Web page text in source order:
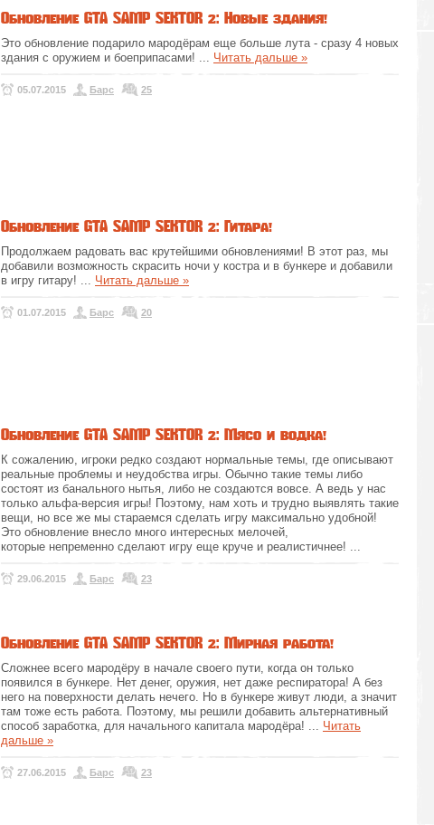
Обновление GTA SAMP SEKTOR 2: Новые здания!
Это обновление подарило мародёрам еще больше лута - сразу 4 новых
здания с оружием и боеприпасами! ... Читать дальше »
05.07.2015 Барс 25
Обновление GTA SAMP SEKTOR 2: Гитара!
Продолжаем радовать вас крутейшими обновлениями! В этот раз, мы
добавили возможность скрасить ночи у костра и в бункере и добавили
в игру гитару! ... Читать дальше »
01.07.2015 Барс 20
Обновление GTA SAMP SEKTOR 2: Мясо и водка!
К сожалению, игроки редко создают нормальные темы, где описывают
реальные проблемы и неудобства игры. Обычно такие темы либо
состоят из банального нытья, либо не создаются вовсе. А ведь у нас
только альфа-версия игры! Поэтому, нам хоть и трудно выявлять такие
вещи, но все же мы стараемся сделать игру максимально удобной!
Это обновление внесло много интересных мелочей,
которые непременно сделают игру еще круче и реалистичнее! ...
29.06.2015 Барс 23
Обновление GTA SAMP SEKTOR 2: Мирная работа!
Сложнее всего мародёру в начале своего пути, когда он только
появился в бункере. Нет денег, оружия, нет даже респиратора! А без
него на поверхности делать нечего. Но в бункере живут люди, а значит
там тоже есть работа. Поэтому, мы решили добавить альтернативный
способ заработка, для начального капитала мародёра! ... Читать
дальше »
27.06.2015 Барс 23